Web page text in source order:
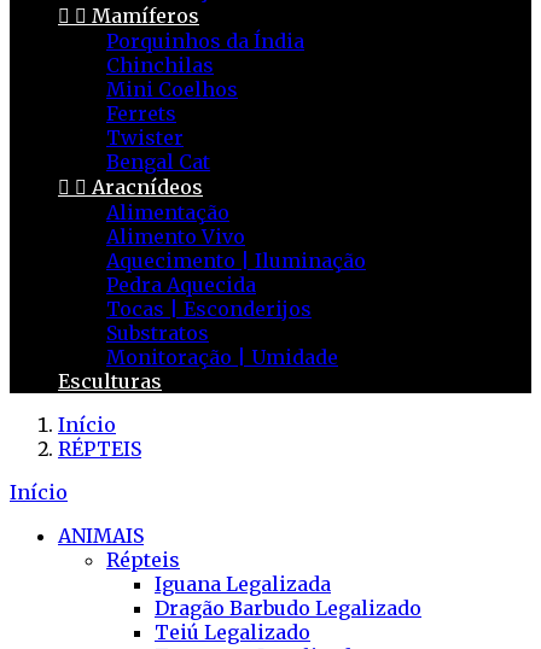
  Mamíferos
Porquinhos da Índia
Chinchilas
Mini Coelhos
Ferrets
Twister
Bengal Cat
  Aracnídeos
Alimentação
Alimento Vivo
Aquecimento | Iluminação
Pedra Aquecida
Tocas | Esconderijos
Substratos
Monitoração | Umidade
Esculturas
Início
RÉPTEIS
Início
ANIMAIS
Répteis
Iguana Legalizada
Dragão Barbudo Legalizado
Teiú Legalizado